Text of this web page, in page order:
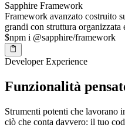
Sapphire Framework
Framework avanzato costruito
grandi con struttura organizzata
$npm i @sapphire/framework
Developer Experience
Funzionalità
Strumenti potenti che lavorano
ciò che conta davvero: il tuo